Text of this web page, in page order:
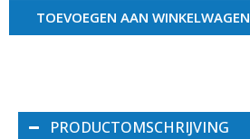
TOEVOEGEN AAN WINKELWAGEN
PRODUCTOMSCHRIJVING